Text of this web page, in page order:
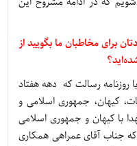
برای مخاطبان ما بگویید از
خود را با روزنامه رسالت که دهه هفتاد
کیهان، جمهوری اسلامی و
با کیهان و جمهوری اسلامی
جناب آقای عمراهی همکاری